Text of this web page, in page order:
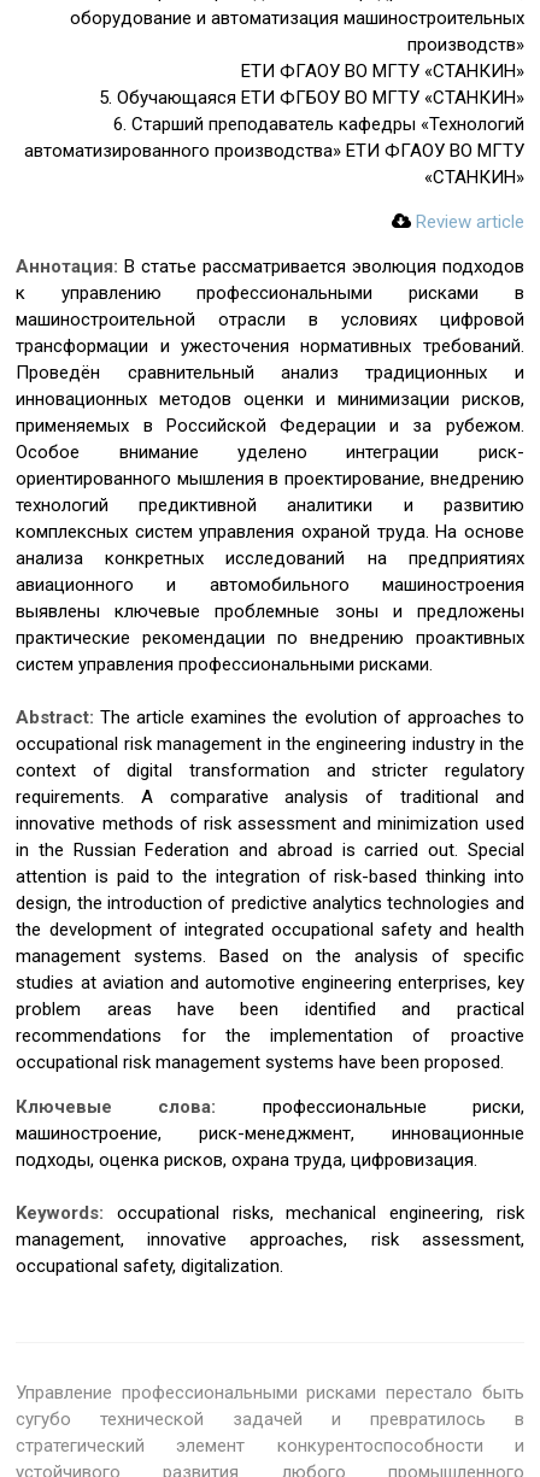
оборудование и автоматизация машиностроительных
производств»
ЕТИ ФГАОУ ВО МГТУ «СТАНКИН»
5. Обучающаяся ЕТИ ФГБОУ ВО МГТУ «СТАНКИН»
6. Старший преподаватель кафедры «Технологий
автоматизированного производства» ЕТИ ФГАОУ ВО МГТУ
«СТАНКИН»
Review article
Аннотация:В статье рассматривается эволюция подходов
к управлению профессиональными рисками в
машиностроительной отрасли в условиях цифровой
трансформации и ужесточения нормативных требований.
Проведён сравнительный анализ традиционных и
инновационных методов оценки и минимизации рисков,
применяемых в Российской Федерации и за рубежом.
Особое внимание уделено интеграции риск-
ориентированного мышления в проектирование, внедрению
технологий предиктивной аналитики и развитию
комплексных систем управления охраной труда. На основе
анализа конкретных исследований на предприятиях
авиационного и автомобильного машиностроения
выявлены ключевые проблемные зоны и предложены
практические рекомендации по внедрению проактивных
систем управления профессиональными рисками.
Abstract:The article examines the evolution of approaches to
occupational risk management in the engineering industry in the
context of digital transformation and stricter regulatory
requirements. A comparative analysis of traditional and
innovative methods of risk assessment and minimization used
in the Russian Federation and abroad is carried out. Special
attention is paid to the integration of risk-based thinking into
design, the introduction of predictive analytics technologies and
the development of integrated occupational safety and health
management systems. Based on the analysis of specific
studies at aviation and automotive engineering enterprises, key
problem areas have been identified and practical
recommendations for the implementation of proactive
occupational risk management systems have been proposed.
Ключевые слова: профессиональные риски,
машиностроение, риск-менеджмент, инновационные
подходы, оценка рисков, охрана труда, цифровизация.
Keywords:occupational risks, mechanical engineering, risk
management, innovative approaches, risk assessment,
occupational safety, digitalization.
Управление профессиональными рисками перестало быть
сугубо технической задачей и превратилось в
стратегический элемент конкурентоспособности и
устойчивого развития любого промышленного